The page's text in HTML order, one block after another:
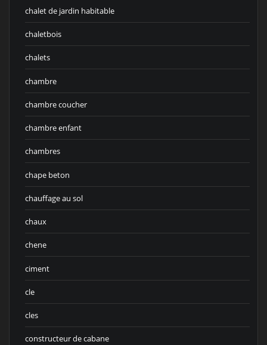
chalet de jardin habitable
chaletbois
chalets
chambre
chambre coucher
chambre enfant
chambres
chape beton
chauffage au sol
chaux
chene
ciment
cle
cles
constructeur de cabane